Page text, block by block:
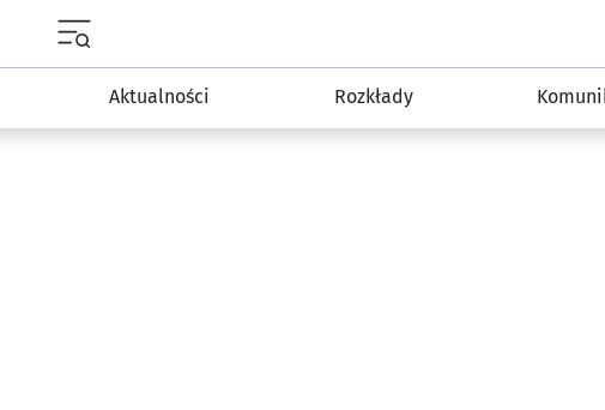
Aktualności Rozkłady